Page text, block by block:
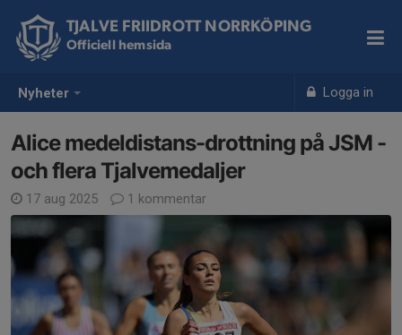
Nyheter Logga in
TJALVE FRIIDROTT NORRKÖPING
Officiell hemsida
Alice medeldistans-drottning på JSM -
och flera Tjalvemedaljer
17 aug 2025 1 kommentar